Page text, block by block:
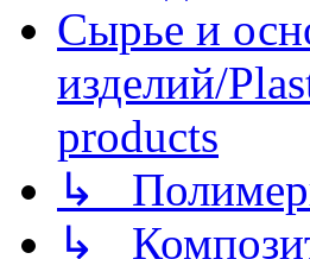
Сырье и
изделий/
products
↳
↳